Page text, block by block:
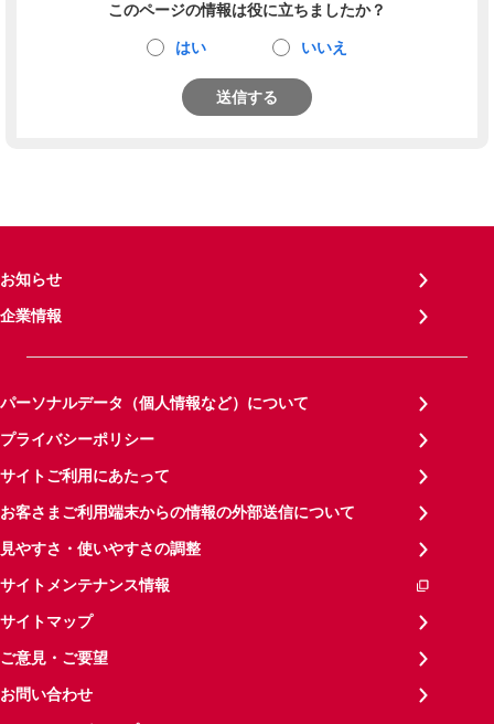
このページの情報は役に立ちましたか？
はい いいえ
送信する
お知らせ
企業情報
パーソナルデータ（個人情報など）について
プライバシーポリシー
サイトご利用にあたって
お客さまご利用端末からの情報の外部送信について
見やすさ・使いやすさの調整
サイトメンテナンス情報
サイトマップ
ご意見・ご要望
お問い合わせ